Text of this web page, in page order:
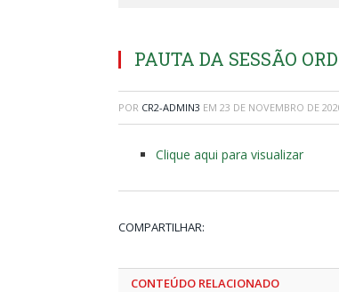
PAUTA DA SESSÃO
POR CR2-ADMIN3 EM 23 DE NOVEMBRO DE
Clique aqui para visualizar
COMPARTILHAR:
CONTEÚDO RELACIONADO